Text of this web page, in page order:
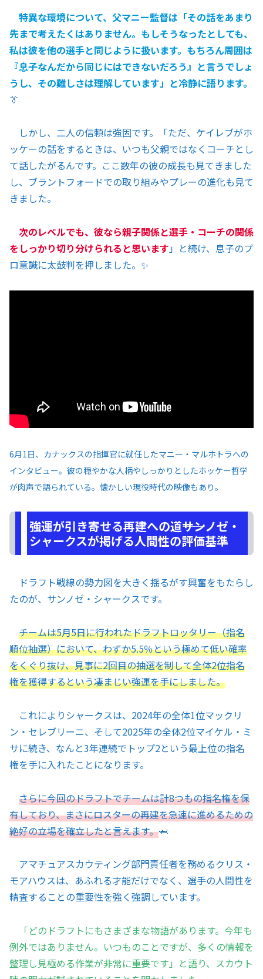
特異な環境について、父マニー監督は「その話をあまり
先まで考えたくはありません。もしそうなったとしても、
私は彼を他の選手と同じように扱います。もちろん周囲は
『息子なんだから同じにはできないだろう』と言うでしょ
うし、その難しさは理解しています」と冷静に語ります。
👔
しかし、二人の信頼は強固です。「ただ、ケイレブがホ
ッケーの話をするときは、いつも父親ではなくコーチとし
て話したがるんです。ここ数年の彼の成長も見てきました
し、ブラントフォードでの取り組みやプレーの進化も見て
きました。
次のレベルでも、彼なら親子関係と選手・コーチの関係
をしっかり切り分けられると思います」と続け、息子のプ
ロ意識に太鼓判を押しました。✨
6月1日、カナックスの指揮官に就任したマニー・マルホトラへの
インタビュー。彼の穏やかな人柄やしっかりとしたホッケー哲学
が肉声で語られている。懐かしい現役時代の映像もあり。
強運が引き寄せる再建への道――サンノゼ・
シャークスが掲げる人間性の評価基準
ドラフト戦線の勢力図を大きく揺るがす興奮をもたらし
たのが、サンノゼ・シャークスです。
チームは5月5日に行われたドラフトロッタリー（指名
順位抽選）において、わずか5.5％という極めて低い確率
をくぐり抜け、見事に2回目の抽選を制して全体2位指名
権を獲得するという凄まじい強運を手にしました。
これによりシャークスは、2024年の全体1位マックリ
ン・セレブリーニ、そして2025年の全体2位マイケル・ミ
サに続き、なんと3年連続でトップ2という最上位の指名
権を手に入れたことになります。
さらに今回のドラフトでチームは計8つもの指名権を保
有しており、まさにロスターの再建を急速に進めるための
絶好の立場を確立したと言えます。🦈
アマチュアスカウティング部門責任者を務めるクリス・
モアハウスは、あふれる才能だけでなく、選手の人間性を
精査することの重要性を強く強調しています。
「どのドラフトにもさまざまな物語があります。今年も
例外ではありません。いつものことですが、多くの情報を
整理し見極める作業が非常に重要です」と語り、スカウト